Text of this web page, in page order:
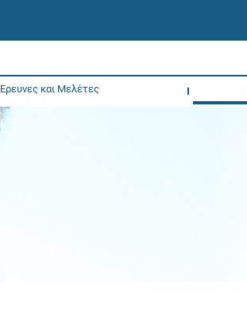
Έρευνες και Μελέτες